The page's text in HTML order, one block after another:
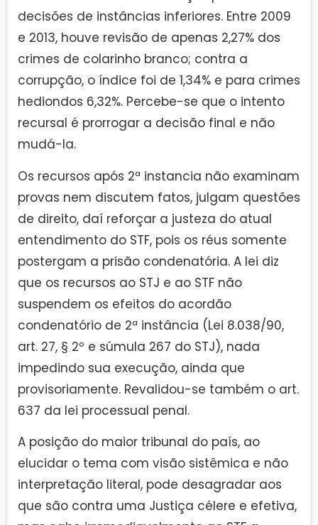
decisões de instâncias inferiores. Entre 2009
e 2013, houve revisão de apenas 2,27% dos
crimes de colarinho branco; contra a
corrupção, o índice foi de 1,34% e para crimes
hediondos 6,32%. Percebe-se que o intento
recursal é prorrogar a decisão final e não
mudá-la.
Os recursos após 2ª instancia não examinam
provas nem discutem fatos, julgam questões
de direito, daí reforçar a justeza do atual
entendimento do STF, pois os réus somente
postergam a prisão condenatória. A lei diz
que os recursos ao STJ e ao STF não
suspendem os efeitos do acordão
condenatório de 2ª instância (Lei 8.038/90,
art. 27, § 2º e súmula 267 do STJ), nada
impedindo sua execução, ainda que
provisoriamente. Revalidou-se também o art.
637 da lei processual penal.
A posição do maior tribunal do país, ao
elucidar o tema com visão sistêmica e não
interpretação literal, pode desagradar aos
que são contra uma Justiça célere e efetiva,